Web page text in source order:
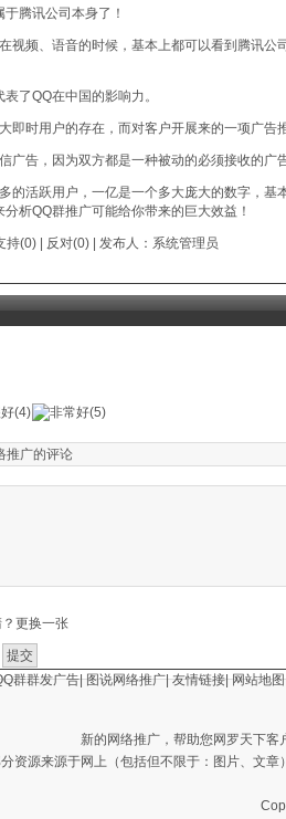
腾讯公司本身了！
视频、语音的时候，基本上都可以看到腾讯
了QQ在中国的影响力。
即时用户的存在，而对客户开展来的一项广告
广告，因为双方都是一种被动的必须接收的广
的活跃用户，一亿是一个多大庞大的数字，
析QQ群推广可能给你带来的巨大效益！
持(0) 反对(0) | 发布人： 系统管理员
更换一张
新的 网络推广 ，帮助您网罗天下
分资源来源于网上（包括但不限于：图片、文章
群群发广告|图说网络推广|友情链接|网站地图